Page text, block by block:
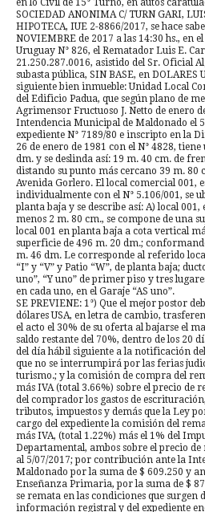
en lo Civil de 15° Turno, en autos
SOCIEDAD ANONIMA C/ TURN GARI,
HIPOTECA, IUE 2-8866/2017, se hace
NOVIEMBRE de 2017 a las 14:30 hs., en
Uruguay N° 826, el Rematador Luis E.
21.250.287.0016, asistido del Sr. Oficial
subasta pública, SIN BASE, en DOLARES
siguiente bien inmueble: Unidad Local
del Edificio Padua, que según plano de
Agrimensor Fructuoso J. Netto de enero
Intendencia Municipal de Maldonado el 5
expediente N° 7189/80 e inscripto en la
26 de enero de 1981 con el N° 4828,
dm. y se deslinda así: 19 m. 40 cm. de
distando su punto más cercano 39 m. 80
Avenida Gorlero. El local comercial 001,
individualmente con el N° 5.106/001, se
planta baja y se describe así: A) local 001,
menos 2 m. 80 cm., se compone de una
local 001 en planta baja a cota vertical
superficie de 496 m. 20 dm.;
m. 46 dm. Le corresponde al referido
“I” y “V” y Patio “W”, de planta baja;
uno”, “Y uno” de primer piso y tres
en cada uno, en el Garaje “AS uno”.
SE PREVIENE: 1°) Que el mejor postor
dólares USA, en letra de cambio,
el acto el 30% de su oferta al bajarse el
saldo restante del 70%, dentro de los 20
del día hábil siguiente a la notificación
que no se interrumpirá por las ferias
turismo.; y la comisión de compra del
más IVA (total 3.66%) sobre el precio de
del comprador los gastos de
tributos, impuestos y demás que la Ley
cargo del expediente la comisión del
más IVA, (total 1.22%) más el 1% del
Departamental, ambos sobre el precio de
al 5/07/2017; por contribución ante la
Maldonado por la suma de $ 609.250 y
Enseñanza Primaria, por la suma de $
se remata en las condiciones que surgen
información registral y del expediente